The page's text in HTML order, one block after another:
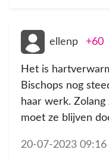
ellenp +60
Het is
Bischops nog
haar werk.
moet ze blijven
20-07-2023 09:16